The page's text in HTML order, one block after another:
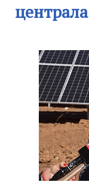
централа